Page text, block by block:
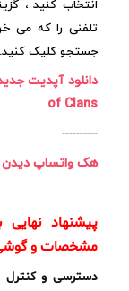
تلفنی را که می
جستجو کلیک کنید.
of Clans
----------
هک واتساپ دیدن
پیشنهاد
مشخصات و گوشی
دسترسی و کنترل